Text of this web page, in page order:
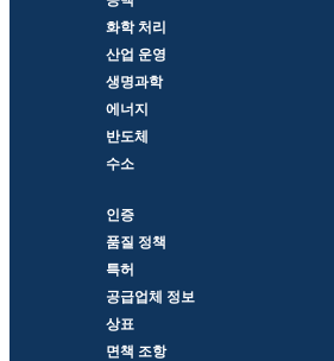
화학 처리
산업 운영
생명과학
에너지
반도체
수소
인증
품질 정책
특허
공급업체 정보
상표
면책 조항